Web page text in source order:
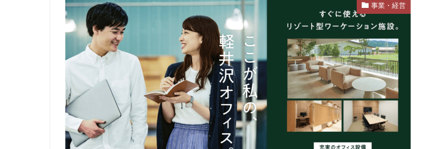
事業・経営